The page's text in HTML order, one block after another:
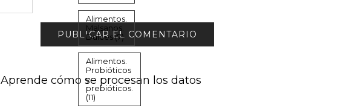
Aprende cómo se procesan los datos
Alimentos.
Malsanos.
Dulces(7)
Alimentos.
Probióticos
y
prebióticos.
(11)